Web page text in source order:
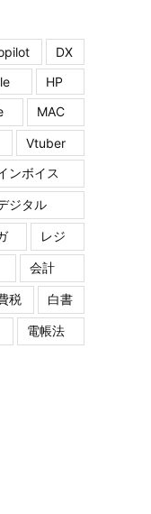
DX
HP
MAC
Vtuber
ンボイス
ジタル
レジ
会計
税 白書
電帳法